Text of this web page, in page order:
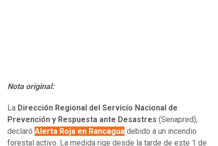
Nota original:
La Dirección Regional del Servicio Nacional de
Prevención y Respuesta ante Desastres (Senapred),
declaró Alerta Roja en Rancagua debido a un incendio
forestal activo. La medida rige desde la tarde de este 1 de